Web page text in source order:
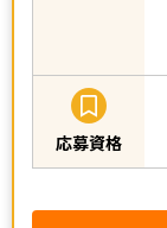
応募資格